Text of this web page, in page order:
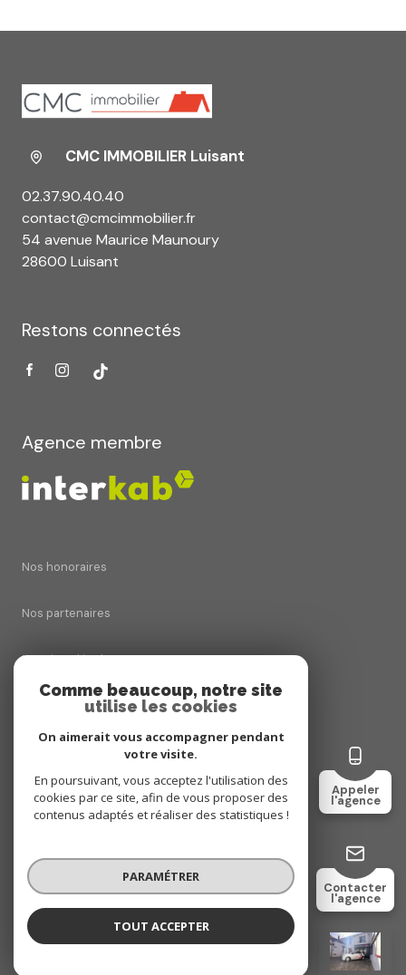
CMC IMMOBILIER Luisant
Appeler
l'agence
Contacter
l'agence
CMC IMMOBILIER Luisant
02.37.90.40.40
contact@cmcimmobilier.fr
54 avenue Maurice Maunoury
28600 Luisant
Restons connectés
Agence membre
Nos honoraires
Nos partenaires
Mentions légales
Cookies
© 2026 | Tous droits réservés
Réalisé par
Comme beaucoup, notre site
utilise les cookies
On aimerait vous accompagner pendant
votre visite.
En poursuivant, vous acceptez l'utilisation des
cookies par ce site, afin de vous proposer des
contenus adaptés et réaliser des statistiques !
PARAMÉTRER
TOUT ACCEPTER